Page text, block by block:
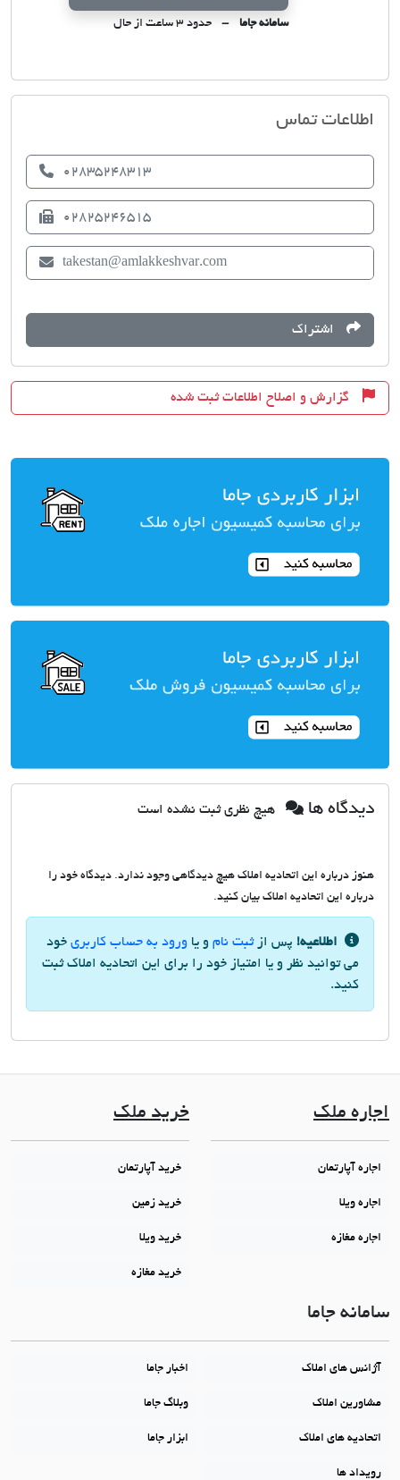
سامانه جاما حدود ۳ ساعت از حال
اطلاعات تماس
02835248313
02825246515
takestan@amlakkeshvar.com
اشتراک
گزارش و اصلاح اطلاعات ثبت شده
دیدگاه ها هیچ نظری ثبت نشده است
هنوز درباره این اتحادیه املاک هیچ دیدگاهی وجود ندارد. دیدگاه خود را
درباره این اتحادیه املاک بیان کنید.
اطلاعیه! پس ازثبت نام و یا ورود به حساب کاربری خود
می توانید نظر و یا امتیاز خود را برای این اتحادیه املاک ثبت
کنید.
اجاره ملک
اجاره آپارتمان
اجاره ویلا
اجاره مغازه
خرید ملک
خرید آپارتمان
خرید زمین
خرید ویلا
خرید مغازه
سامانه جاما
آژانس های املاک اخبار جاما
مشاورین املاک وبلاگ جاما
اتحادیه های املاک ابزار جاما
رویداد ها